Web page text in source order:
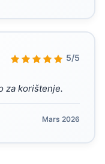
5/5
za korištenje.
Mars 2026